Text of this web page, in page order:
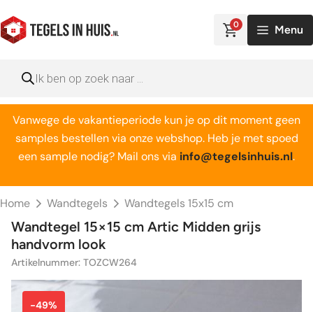
naar
de
0 Menu
zoeken
Vanwege de vakantieperiode kun je op dit moment geen
samples bestellen via onze webshop. Heb je met spoed
een sample nodig? Mail ons via info@tegelsinhuis.nl.
Home Wandtegels Wandtegels 15x15 cm
Wandtegel 15×15 cm Artic Midden grijs
handvorm look
Artikelnummer: TOZCW264
-49%